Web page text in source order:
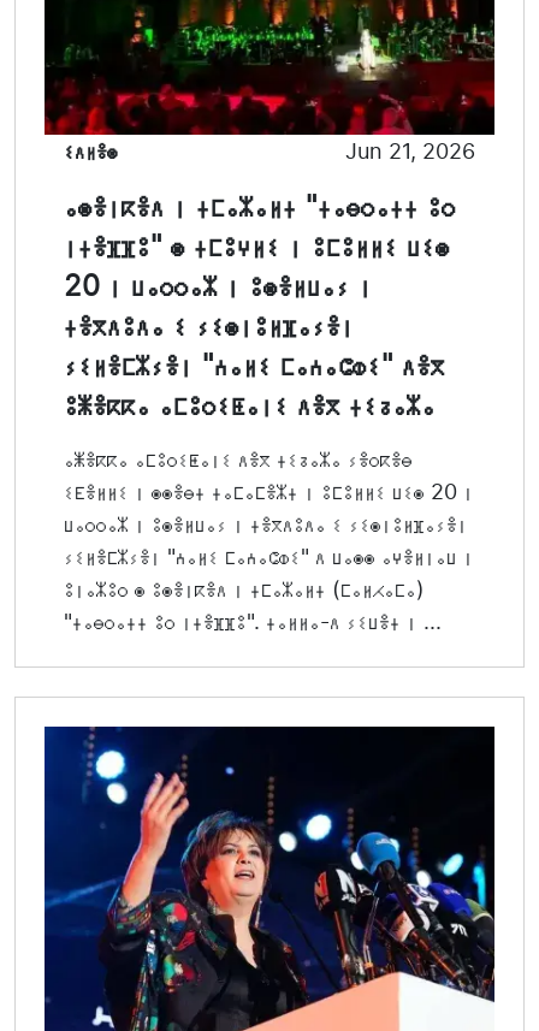
ⵉⴷⵍⴻⵙ Jun 21, 2026
ⴰⵙⴻⵏⴽⴻⴷ ⵏ ⵜⵎⴰⵣⴰⵍⵜ "ⵜⴰⴱⵔⴰⵜⵜ ⵓⵔ
ⵏⵜⴻⴼⴼⵓ" ⵙ ⵜⵎⵓⵖⵍⵉ ⵏ ⵓⵎⵓⵍⵍⵉ ⵡⵉⵙ
20 ⵏ ⵡⴰⵔⵔⴰⵣ ⵏ ⵓⵙⴻⵍⵡⴰⵢ ⵏ
ⵜⴻⴳⴷⵓⴷⴰ ⵉ ⵢⵉⵙⵏⵓⵍⴼⴰⵢⴻⵏ
ⵢⵉⵍⴻⵎⵣⵢⴻⵏ "ⵄⴰⵍⵉ ⵎⴰⵄⴰⵛⵀⵉ" ⴷⴻⴳ
ⵓⵥⴻⴽⴽⴰ ⴰⵎⵓⵔⵉⵟⴰⵏⵉ ⴷⴻⴳ ⵜⵉⵒⴰⵣⴰ
ⴰⵥⴻⴽⴽⴰ ⴰⵎⵓⵔⵉⵟⴰⵏⵉ ⴷⴻⴳ ⵜⵉⵒⴰⵣⴰ ⵢⴻⵔⴽⴻⴱ
ⵉⴹⴻⵍⵍⵉ ⵏ ⵙⵙⴻⴱⵜ ⵜⴰⵎⴰⵎⴻⵣⵜ ⵏ ⵓⵎⵓⵍⵍⵉ ⵡⵉⵙ 20 ⵏ
ⵡⴰⵔⵔⴰⵣ ⵏ ⵓⵙⴻⵍⵡⴰⵢ ⵏ ⵜⴻⴳⴷⵓⴷⴰ ⵉ ⵢⵉⵙⵏⵓⵍⴼⴰⵢⴻⵏ
ⵢⵉⵍⴻⵎⵣⵢⴻⵏ "ⵄⴰⵍⵉ ⵎⴰⵄⴰⵛⵀⵉ" ⴷ ⵡⴰⵙⵙ ⴰⵖⴻⵍⵏⴰⵡ ⵏ
ⵓⵏⴰⵣⵓⵔ ⵙ ⵓⵙⴻⵏⴽⴻⴷ ⵏ ⵜⵎⴰⵣⴰⵍⵜ (ⵎⴰⵍⵃⴰⵎⴰ)
"ⵜⴰⴱⵔⴰⵜⵜ ⵓⵔ ⵏⵜⴻⴼⴼⵓ". ⵜⴰⵍⵍⴰ-ⴷ ⵢⵉⵡⴻⵜ ⵏ ...